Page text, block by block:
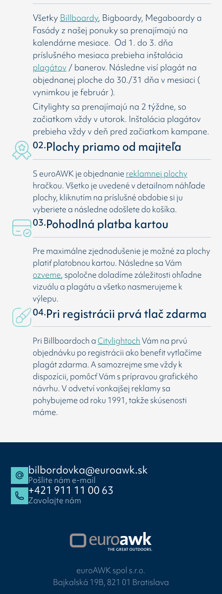
Všetky Billboardy, Bigboardy, Megaboardy a
Fasády z našej ponuky sa prenajímajú na
kalendárne mesiace. Od 1. do 3. dňa
príslušného mesiaca prebieha inštalácia
plagátov / banerov. Následne visí plagát na
objednanej ploche do 30./31 dňa v mesiaci (
vynimkou je február ).
Citylighty sa prenajímajú na 2 týždne, so
začiatkom vždy v utorok. Inštalácia plagátov
prebieha vždy v deň pred začiatkom kampane.
02.Plochy priamo od majiteľa
S euroAWK je objednanie reklamnej plochy
hračkou. Všetko je uvedené v detailnom náhľade
plochy, kliknutím na príslušné obdobie si ju
vyberiete a následne odošlete do košíka.
03.Pohodlná platba kartou
Pre maximálne zjednodušenie je možné za plochy
platiť platobnou kartou. Následne sa Vám
ozveme, spoločne doladíme záležitosti ohľadne
vizuálu a plagátu a všetko nasmerujeme k
výlepu.
04.Pri registrácii prvá tlač zdarma
Pri Billboardoch aCitylightochVám na prvú
objednávku po registrácii ako benefit vytlačíme
plagát zdarma. A samozrejme sme vždy k
dispozícii, pomôcť Vám s prípravou grafického
návrhu. V odvetví vonkajšej reklamy sa
pohybujeme od roku 1991, takže skúsenosti
máme.
bilbordovka@euroawk.sk
Pošlite nám e-mail
+421 911 11 00 63
Zavolajte nám
euroAWK spol s.r.o.
Bajkalská 19B, 821 01 Bratislava